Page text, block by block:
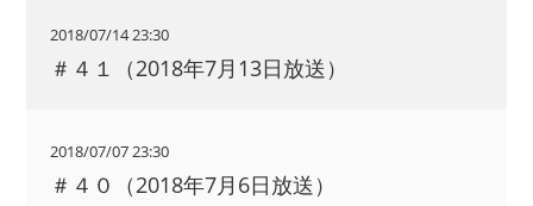
2018/07/14 23:30
＃４１（2018年7月13日放送）
2018/07/07 23:30
＃４０（2018年7月6日放送）